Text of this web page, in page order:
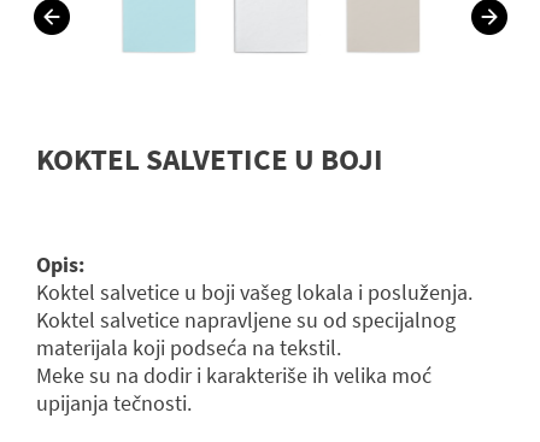
KOKTEL SALVETICE U BOJI
Opis:
Koktel salvetice u boji vašeg lokala i posluženja.
Koktel salvetice napravljene su od specijalnog
materijala koji podseća na tekstil.
Meke su na dodir i karakteriše ih velika moć
upijanja tečnosti.